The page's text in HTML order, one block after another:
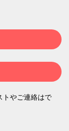
トやご連絡はで